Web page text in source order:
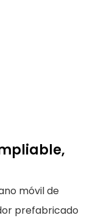
móvil de
prefabricado